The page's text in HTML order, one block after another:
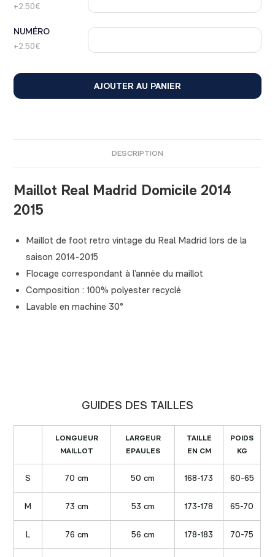
+2.50€
NUMÉRO
+2.50€
AJOUTER AU PANIER
DESCRIPTION
Maillot Real Madrid Domicile 2014
2015
Maillot de foot retro vintage du Real Madrid lors de la
saison 2014-2015
Flocage correspondant à l’année du maillot
Composition : 100% polyester recyclé
Lavable en machine 30°
GUIDES DES TAILLES
LONGUEUR
MAILLOT
LARGEUR
EPAULES
TAILLE
EN CM
POIDS
KG
S 70 cm 50 cm 168-173 60-65
M 73 cm 53 cm 173-178 65-70
L 76 cm 56 cm 178-183 70-75